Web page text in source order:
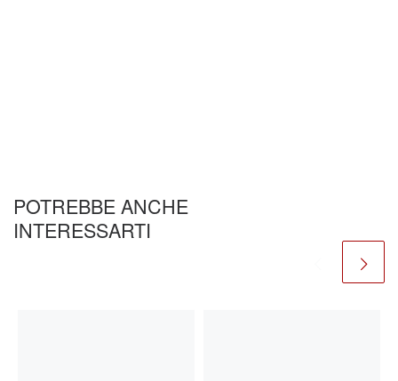
POTREBBE ANCHE
INTERESSARTI